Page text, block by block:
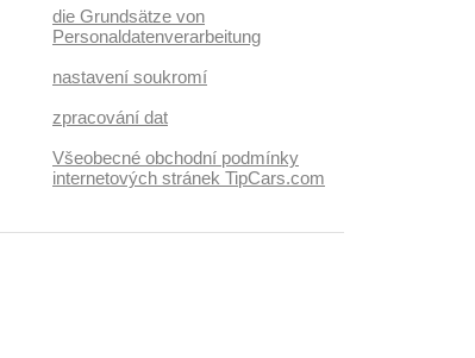
die Grundsätze von
Personaldatenverarbeitung
nastavení soukromí
zpracování dat
Všeobecné obchodní podmínky
internetových stránek TipCars.com